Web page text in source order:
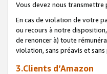
Vous devez nous
En cas de violation de votre
ou recours à notre
de renoncer à) toute
violation, sans préavis et
3.Clients d’Amazon